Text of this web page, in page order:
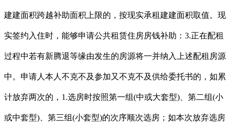
建建面积跨越补助面积上限的，按现实承租建建面积取值。现
实签约入住时，能够申请公共租赁住房房钱补助：3.正在配租
过程中若有新腾退等缘由发生的房源将一并纳入上述配租房源
中。申请人本人不克不及参加又不克不及供给委托书的，如累
计放弃两次的，1.选房时按照第一组(中或大套型)、第二组(小
或中套型)、第三组(小套型)的次序顺次选房；如本次放弃选房